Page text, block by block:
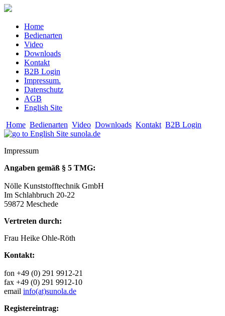
Home
Bedienarten
Video
Downloads
Kontakt
B2B Login
Impressum.
Datenschutz
AGB
English Site
Home Bedienarten Video Downloads Kontakt B2B Login
Impressum
Angaben gemäß § 5 TMG:
Nölle Kunststofftechnik GmbH
Im Schlahbruch 20-22
59872 Meschede
Vertreten durch:
Frau Heike Ohle-Röth
Kontakt:
fon +49 (0) 291 9912-21
fax +49 (0) 291 9912-10
email info(at)sunola.de
Registereintrag: